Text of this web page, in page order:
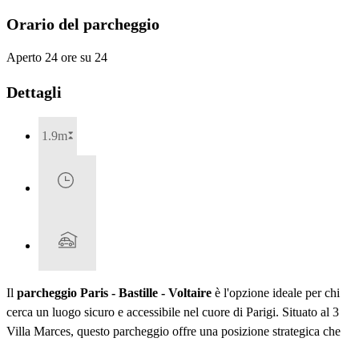
Orario del parcheggio
Aperto 24 ore su 24
Dettagli
1.9m
Il parcheggio Paris - Bastille - Voltaire è l'opzione ideale per chi
cerca un luogo sicuro e accessibile nel cuore di Parigi. Situato al 3
Villa Marces, questo parcheggio offre una posizione strategica che